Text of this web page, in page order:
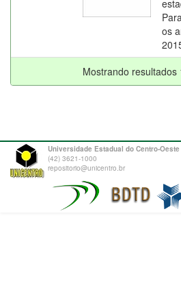
os
Mostrando resultados
Universidade Estadual do Centro-Oeste
(42) 3621-1000
repositorio@unicentro.br